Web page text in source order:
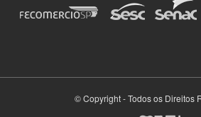
© Copyright - Todos os Direitos